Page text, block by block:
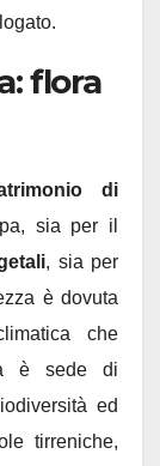
flora
di
sia per il
, sia per
è dovuta
che
è sede di
ed
tirreniche,